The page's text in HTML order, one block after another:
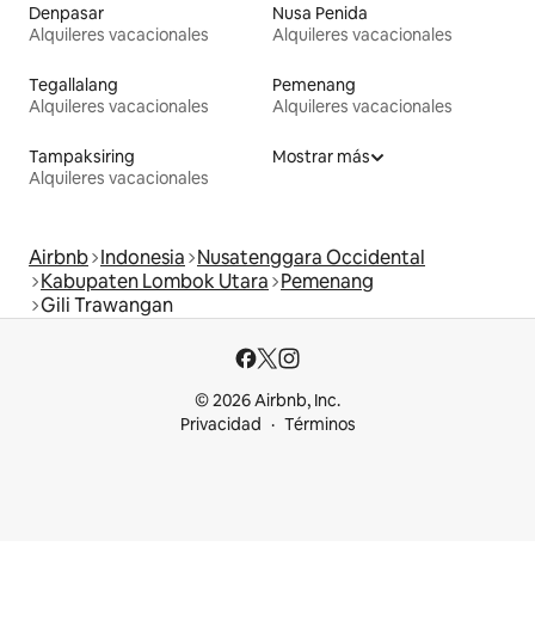
Denpasar
Alquileres vacacionales
Nusa Penida
Alquileres vacacionales
Tegallalang
Alquileres vacacionales
Pemenang
Alquileres vacacionales
Tampaksiring
Alquileres vacacionales
Mostrar más
Airbnb Indonesia Nusatenggara Occidental
Kabupaten Lombok Utara Pemenang
Gili Trawangan
© 2026 Airbnb, Inc.
Privacidad
Términos